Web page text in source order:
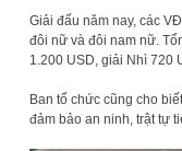
Giải đấu năm nay, các
đôi nữ và đôi nam nữ.
1.200 USD, giải Nhì 720
Ban tổ chức cũng cho
đảm bảo an ninh, trật tự